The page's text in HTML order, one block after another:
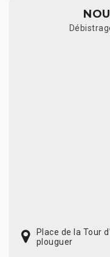
Place de la Tour
plouguer